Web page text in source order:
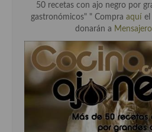
50 recetas con ajo negro por
gastronómicos" " Compra aquí el
donarán a